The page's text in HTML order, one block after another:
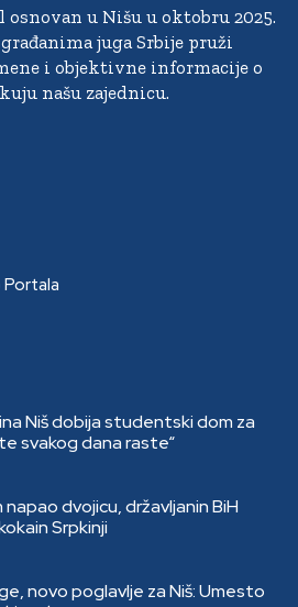
osnovan u Nišu u oktobru 2025.
juga Srbije pruži
i objektivne informacije o
našu zajednicu.
Portala
Niš dobija studentski dom za
svakog dana raste“
dvojicu, državljanin BiH
Srpkinji
novo poglavlje za Niš: Umesto